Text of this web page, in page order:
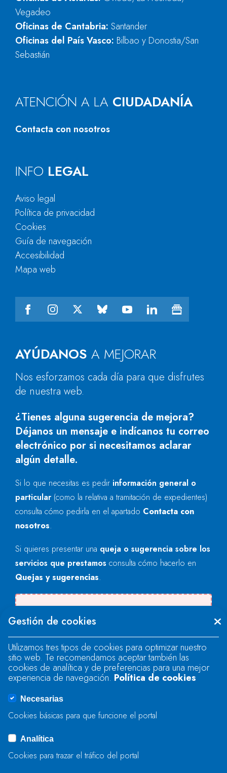
Vegadeo
Oficinas de Cantabria: Santander
Oficinas del País Vasco: Bilbao y Donostia/San
Sebastián
ATENCIÓN A LA CIUDADANÍA
Contacta con nosotros
AYÚDANOS A MEJORAR
Nos esforzamos cada día para que disfrutes
de nuestra web.
¿Tienes alguna sugerencia de mejora?
Déjanos un mensaje e indícanos tu correo
electrónico por si necesitamos aclarar
algún detalle.
Si lo que necesitas es pedir información general o
particular (como la relativa a tramitación de expedientes)
consulta cómo pedirla en el apartado Contacta con
nosotros.
Si quieres presentar una queja o sugerencia sobre los
servicios que prestamos consulta cómo hacerlo en
Quejas y sugerencias.
"text".
Se produjo un error al cargar el campo
"text".
Se produjo un error al cargar el campo
ENVIAR
INFO LEGAL
Aviso legal
Política de privacidad
Cookies
Guía de navegación
Accesibilidad
Mapa web
Gestión de cookies
Utilizamos tres tipos de cookies para optimizar nuestro
sitio web. Te recomendamos aceptar también las
cookies de analítica y de preferencias para una mejor
experiencia de navegación. Política de cookies
Necesarias
Cookies básicas para que funcione el portal
Analítica
Cookies para trazar el tráfico del portal